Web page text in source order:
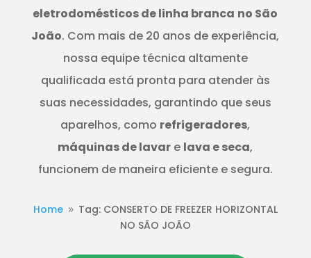
eletrodomésticos de linha branca no São
João. Com mais de 20 anos de experiência,
nossa equipe técnica altamente
qualificada está pronta para atender às
suas necessidades, garantindo que seus
aparelhos, como refrigeradores,
máquinas de lavar e lava e seca,
funcionem de maneira eficiente e segura.
Home 9 Tag: CONSERTO DE FREEZER HORIZONTAL
NO SÃO JOÃO